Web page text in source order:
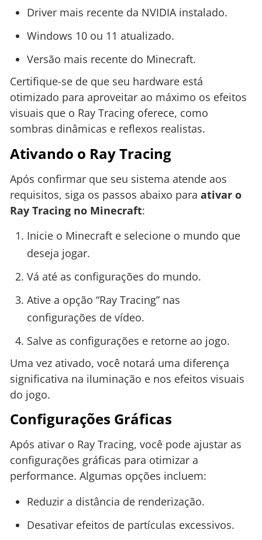
Driver mais recente da NVIDIA instalado.
Windows 10 ou 11 atualizado.
Versão mais recente do Minecraft.
Certifique-se de que seu hardware está
otimizado para aproveitar ao máximo os efeitos
visuais que o Ray Tracing oferece, como
sombras dinâmicas e reflexos realistas.
Ativando o Ray Tracing
Após confirmar que seu sistema atende aos
requisitos, siga os passos abaixo para ativar o
Ray Tracing no Minecraft:
Inicie o Minecraft e selecione o mundo que
deseja jogar.
Vá até as configurações do mundo.
Ative a opção “Ray Tracing” nas
configurações de vídeo.
Salve as configurações e retorne ao jogo.
Uma vez ativado, você notará uma diferença
significativa na iluminação e nos efeitos visuais
do jogo.
Configurações Gráficas
Após ativar o Ray Tracing, você pode ajustar as
configurações gráficas para otimizar a
performance. Algumas opções incluem:
Reduzir a distância de renderização.
Desativar efeitos de partículas excessivos.